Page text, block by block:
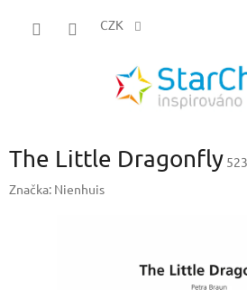
CZK
The Little Dragonfly
Značka: Nienhuis